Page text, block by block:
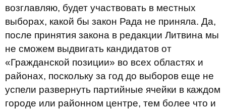
возглавляю, будет участвовать в местных
выборах, какой бы закон Рада не приняла. Да,
после принятия закона в редакции Литвина мы
не сможем выдвигать кандидатов от
«Гражданской позиции» во всех областях и
районах, поскольку за год до выборов еще не
успели развернуть партийные ячейки в каждом
городе или районном центре, тем более что и